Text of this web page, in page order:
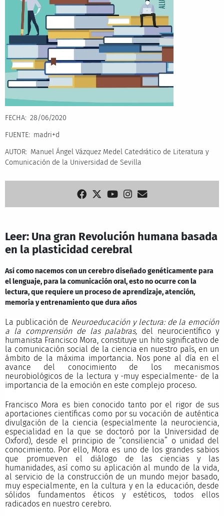
FECHA
28/06/2020
FUENTE
madri+d
AUTOR
Manuel Ángel Vázquez Medel Catedrático de Literatura y
Comunicación de la Universidad de Sevilla
Leer: Una gran Revolución humana basada
en la plasticidad cerebral
Así como nacemos con un cerebro diseñado genéticamente para
el lenguaje, para la comunicación oral, esto no ocurre con la
lectura, que requiere un proceso de aprendizaje, atención,
memoria y entrenamiento que dura años
La publicación de Neuroeducación y lectura: de la emoción
a la comprensión de las palabras, del neurocientífico y
humanista Francisco Mora, constituye un hito significativo de
la comunicación social de la ciencia en nuestro país, en un
ámbito de la máxima importancia. Nos pone al día en el
avance del conocimiento de los mecanismos
neurobiológicos de la lectura y -muy especialmente- de la
importancia de la emoción en este complejo proceso.
Francisco Mora es bien conocido tanto por el rigor de sus
aportaciones científicas como por su vocación de auténtica
divulgación de la ciencia (especialmente la neurociencia,
especialidad en la que se doctoró por la Universidad de
Oxford), desde el principio de “consiliencia” o unidad del
conocimiento. Por ello, Mora es uno de los grandes sabios
que promueven el diálogo de las ciencias y las
humanidades, así como su aplicación al mundo de la vida,
al servicio de la construcción de un mundo mejor basado,
muy especialmente, en la cultura y en la educación, desde
sólidos fundamentos éticos y estéticos, todos ellos
radicados en nuestro cerebro.